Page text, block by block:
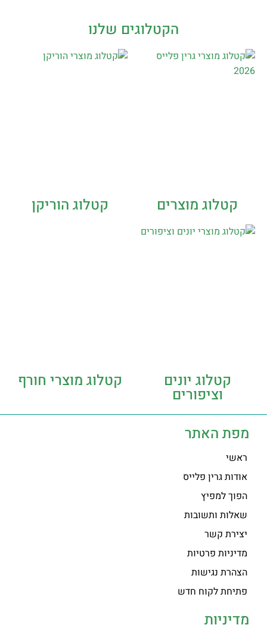
הקטלוגים שלנו
קטלוג מוצרים קטלוג הוריקן
קטלוג יונים
וציפורים
קטלוג מוצרי חורף
מפת האתר
ראשי
אודות גרין פלייס
הפוך למפיץ
שאלות ותשובות
יצירת קשר
מדיניות פרטיות
הצהרת נגישות
פתיחת לקוח חדש
מדיניות